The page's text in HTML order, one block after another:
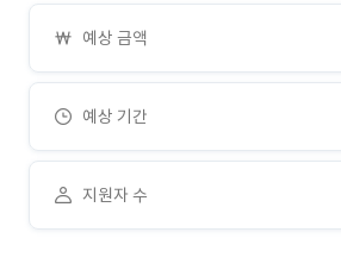
예상 금액
예상 기간
지원자 수